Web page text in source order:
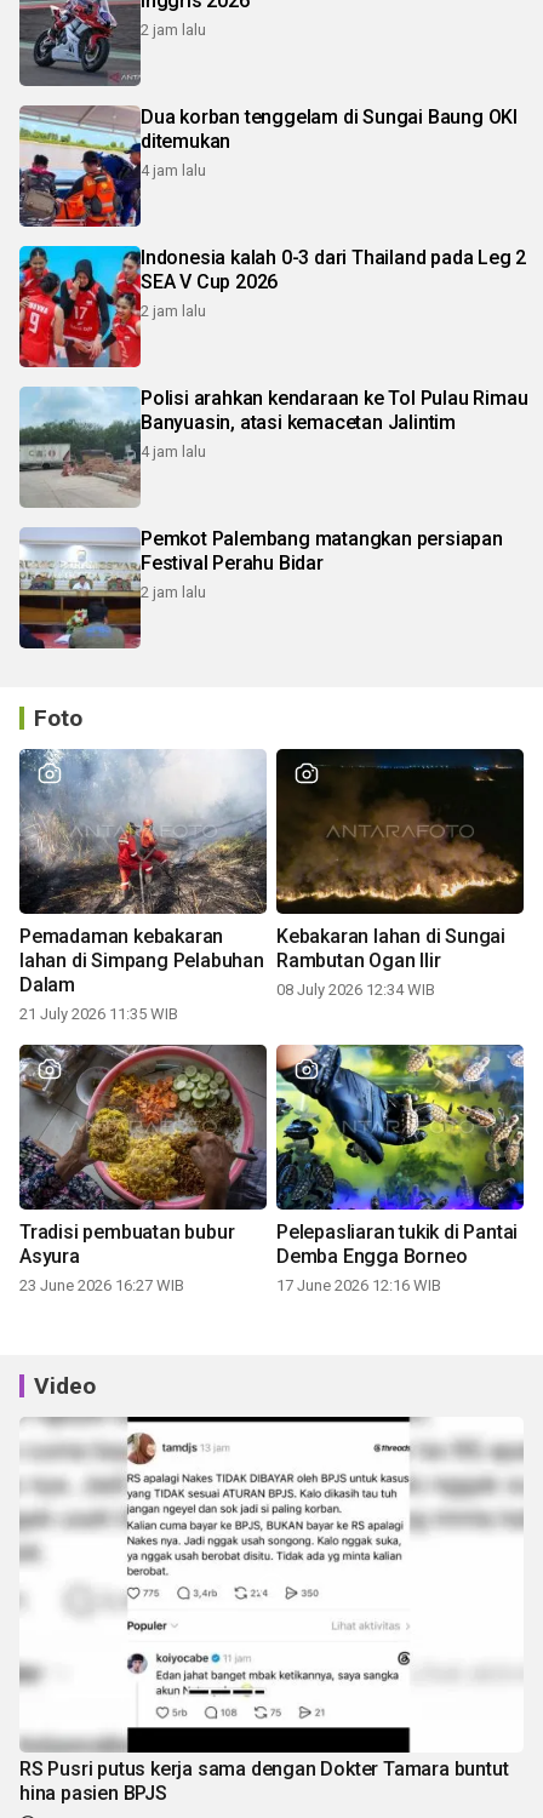
2 jam lalu
Dua korban tenggelam di Sungai Baung OKI
ditemukan
4 jam lalu
Indonesia kalah 0-3 dari Thailand pada Leg 2
SEA V Cup 2026
2 jam lalu
Polisi arahkan kendaraan ke Tol Pulau Rimau
Banyuasin, atasi kemacetan Jalintim
4 jam lalu
Pemkot Palembang matangkan persiapan
Festival Perahu Bidar
2 jam lalu
Foto
Pemadaman kebakaran
lahan di Simpang Pelabuhan
Dalam
21 July 2026 11:35 WIB
Kebakaran lahan di Sungai
Rambutan Ogan Ilir
08 July 2026 12:34 WIB
Tradisi pembuatan bubur
Asyura
23 June 2026 16:27 WIB
Pelepasliaran tukik di Pantai
Demba Engga Borneo
17 June 2026 12:16 WIB
Video
RS Pusri putus kerja sama dengan Dokter Tamara buntut
hina pasien BPJS